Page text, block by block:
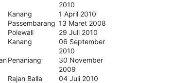
2010
Kanang
1 April 2010
Passembarang 13 Maret 2008
Polewali
29 Juli 2010
Kanang
06 September
2010
Penaniang
30 November
2009
Rajan Balla
04 Juli 2010